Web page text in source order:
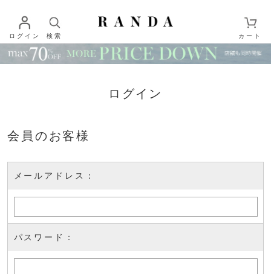
ログイン 検索 カート
ログイン
会員のお客様
メールアドレス：
パスワード：